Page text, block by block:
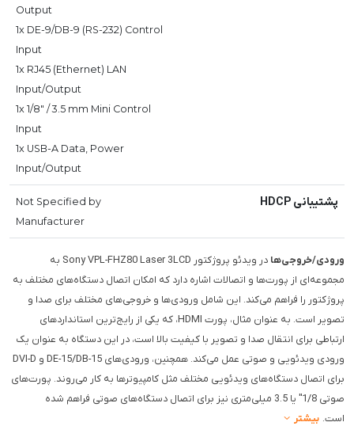
Output
1x DE-9/DB-9 (RS-232) Control
Input
1x RJ45 (Ethernet) LAN
Input/Output
1x 1/8" / 3.5 mm Mini Control
Input
1x USB-A Data, Power
Input/Output
پشتیبانی HDCP
Not Specified by
Manufacturer
ورودی/خروجی‌ها
در ویدئو پروژکتور Sony VPL-FHZ80 Laser 3LCD به
مجموعه‌ای از پورت‌ها و اتصالات اشاره دارد که امکان اتصال دستگاه‌های مختلف به
پروژکتور را فراهم می‌کند. این شامل ورودی‌ها و خروجی‌های مختلف برای صدا و
تصویر است. به عنوان مثال، پورت HDMI، که یکی از رایج‌ترین استانداردهای
ارتباطی برای انتقال صدا و تصویر با کیفیت بالا است، در این دستگاه به عنوان یک
ورودی ویدئویی و صوتی عمل می‌کند. همچنین، ورودی‌های DE-15/DB-15 و DVI-D
برای اتصال دستگاه‌های ویدئویی مختلف مثل کامپیوترها به کار می‌روند. پورت‌های
صوتی 1/8" یا 3.5 میلی‌متری نیز برای اتصال دستگاه‌های صوتی فراهم شده
است. بیشتر